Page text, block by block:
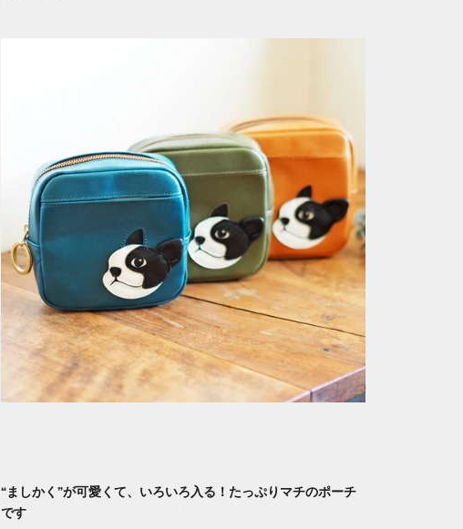
“ましかく”が可愛くて、いろいろ入る！たっぷりマチのポーチ
です